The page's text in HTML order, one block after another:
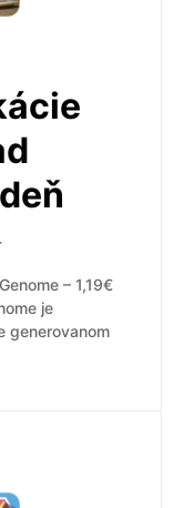
– 1,19€
je
generovanom